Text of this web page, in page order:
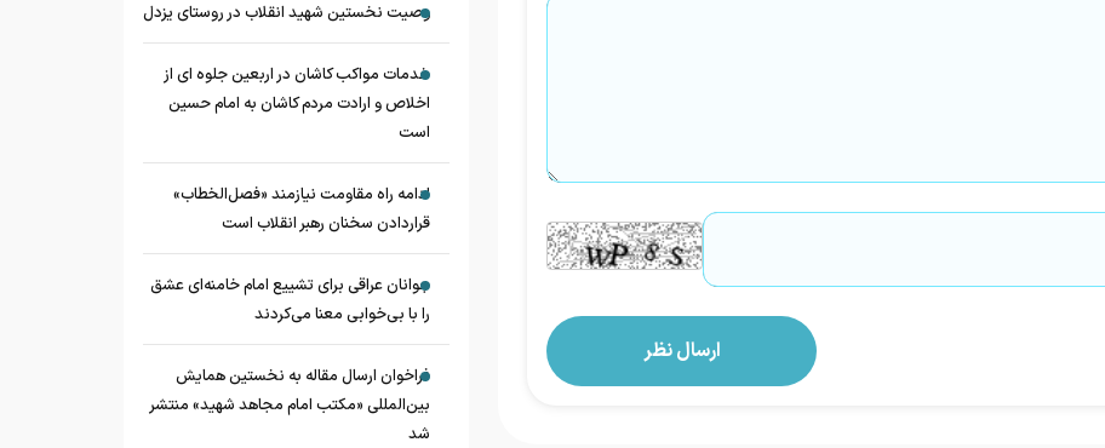
وصیت نخستین شهید انقلاب در روستای یزدل
خدمات مواکب کاشان در اربعین جلوه ای از
اخلاص و ارادت مردم کاشان به امام حسین
است
ادامه راه مقاومت نیازمند «فصل‌الخطاب»
قراردادن سخنان رهبر انقلاب است
جوانان عراقی برای تشییع امام خامنه‌ای عشق
را با بی‌خوابی معنا می‌کردند
فراخوان ارسال مقاله به نخستین همایش
بین‌المللی «مکتب امام مجاهد شهید» منتشر
شد